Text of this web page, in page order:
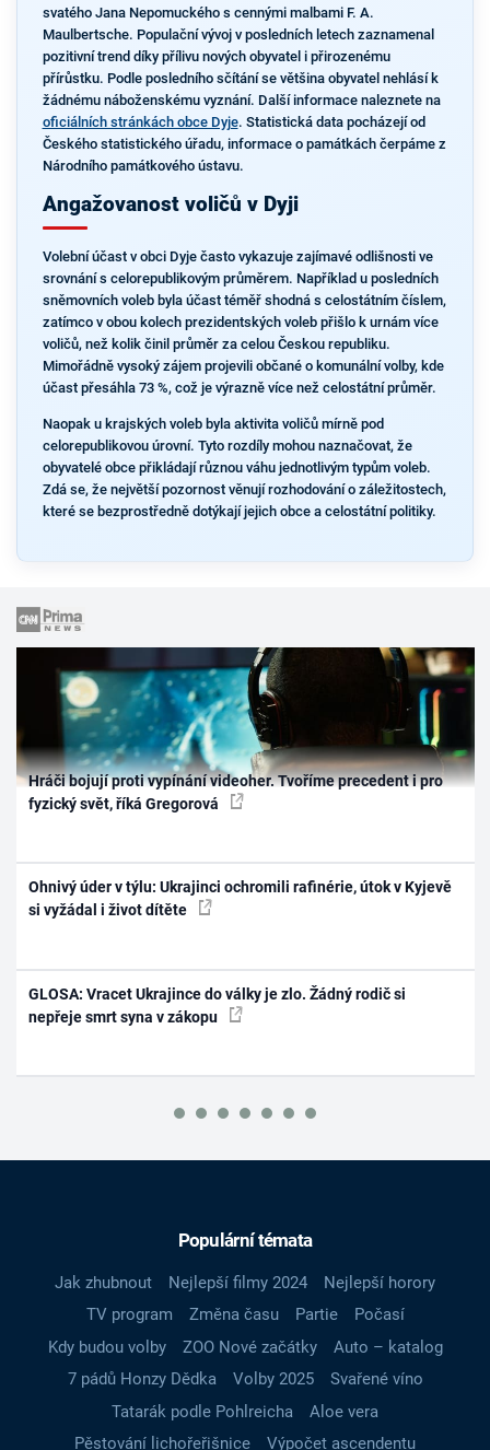
svatého Jana Nepomuckého s cennými malbami F. A.
Maulbertsche. Populační vývoj v posledních letech zaznamenal
pozitivní trend díky přílivu nových obyvatel i přirozenému
přírůstku. Podle posledního sčítání se většina obyvatel nehlásí k
žádnému náboženskému vyznání. Další informace naleznete na
oficiálních stránkách obce Dyje. Statistická data pocházejí od
Českého statistického úřadu, informace o památkách čerpáme z
Národního památkového ústavu.
Angažovanost voličů v Dyji
Volební účast v obci Dyje často vykazuje zajímavé odlišnosti ve
srovnání s celorepublikovým průměrem. Například u posledních
sněmovních voleb byla účast téměř shodná s celostátním číslem,
zatímco v obou kolech prezidentských voleb přišlo k urnám více
voličů, než kolik činil průměr za celou Českou republiku.
Mimořádně vysoký zájem projevili občané o komunální volby, kde
účast přesáhla 73 %, což je výrazně více než celostátní průměr.
Naopak u krajských voleb byla aktivita voličů mírně pod
celorepublikovou úrovní. Tyto rozdíly mohou naznačovat, že
obyvatelé obce přikládají různou váhu jednotlivým typům voleb.
Zdá se, že největší pozornost věnují rozhodování o záležitostech,
které se bezprostředně dotýkají jejich obce a celostátní politiky.
Hráči bojují proti vypínání videoher. Tvoříme precedent i pro
fyzický svět, říká Gregorová
Ohnivý úder v týlu: Ukrajinci ochromili rafinérie, útok v Kyjevě
si vyžádal i život dítěte
GLOSA: Vracet Ukrajince do války je zlo. Žádný rodič si
nepřeje smrt syna v zákopu
Populární témata
Jak zhubnout Nejlepší filmy 2024
Nejlepší horory
TV program
Změna času Partie
Počasí
Kdy budou volby
ZOO Nové začátky
Auto – katalog
7 pádů Honzy Dědka
Volby 2025
Svařené víno
Tatarák podle Pohlreicha
Aloe vera
Pěstování lichořeřišnice
Výpočet ascendentu